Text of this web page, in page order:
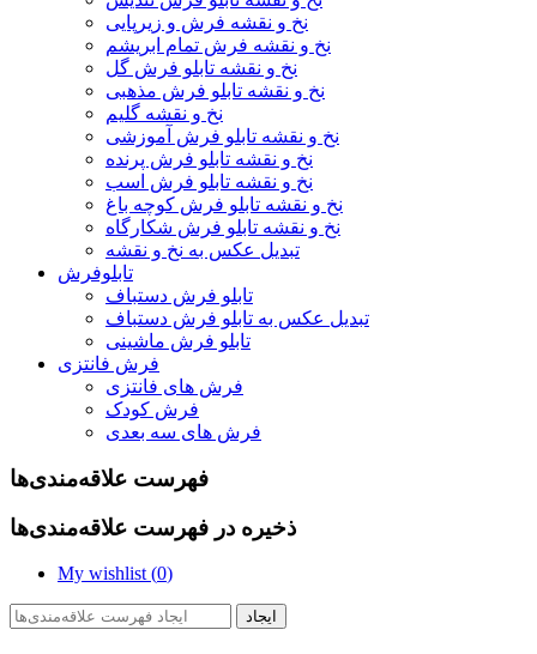
نخ و نقشه فرش و زیرپایی
نخ و نقشه فرش تمام ابریشم
نخ و نقشه تابلو فرش گل
نخ و نقشه تابلو فرش مذهبی
نخ و نقشه گلیم
نخ و نقشه تابلو فرش آموزشی
نخ و نقشه تابلو فرش پرنده
نخ و نقشه تابلو فرش اسب
نخ و نقشه تابلو فرش کوچه باغ
نخ و نقشه تابلو فرش شکارگاه
تبدیل عکس به نخ و نقشه
تابلوفرش
تابلو فرش دستباف
تبدیل عکس به تابلو فرش دستباف
تابلو فرش ماشینی
فرش فانتزی
فرش های فانتزی
فرش کودک
فرش های سه بعدی
فهرست علاقه‌مندی‌ها
ذخیره در فهرست علاقه‌مندی‌ها
My wishlist (0)
ایجاد